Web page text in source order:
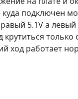
подключен
5.1V а
крутиться только
ход работает